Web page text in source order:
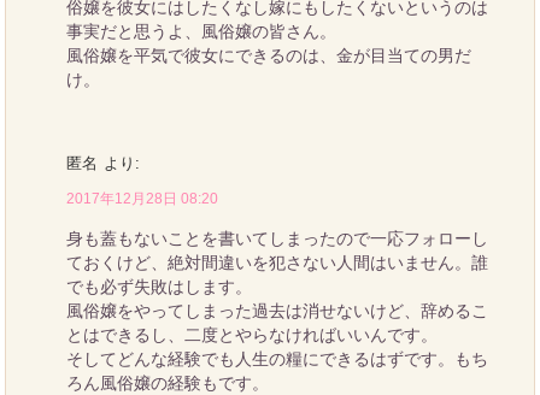
俗嬢を彼女にはしたくなし嫁にもしたくないというのは
事実だと思うよ、風俗嬢の皆さん。
風俗嬢を平気で彼女にできるのは、金が目当ての男だ
け。
匿名 より:
2017年12月28日 08:20
身も蓋もないことを書いてしまったので一応フォローし
ておくけど、絶対間違いを犯さない人間はいません。誰
でも必ず失敗はします。
風俗嬢をやってしまった過去は消せないけど、辞めるこ
とはできるし、二度とやらなければいいんです。
そしてどんな経験でも人生の糧にできるはずです。もち
ろん風俗嬢の経験もです。